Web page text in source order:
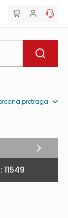
pretraga
11549